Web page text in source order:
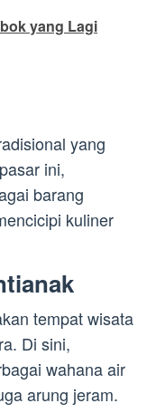
yang Lagi
yang
ini,
barang
kuliner
tempat wisata
Di sini,
wahana air
arung jeram.